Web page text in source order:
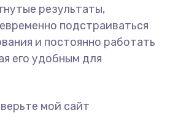
результаты,
подстраиваться
и постоянно работать
его удобным для
мой сайт